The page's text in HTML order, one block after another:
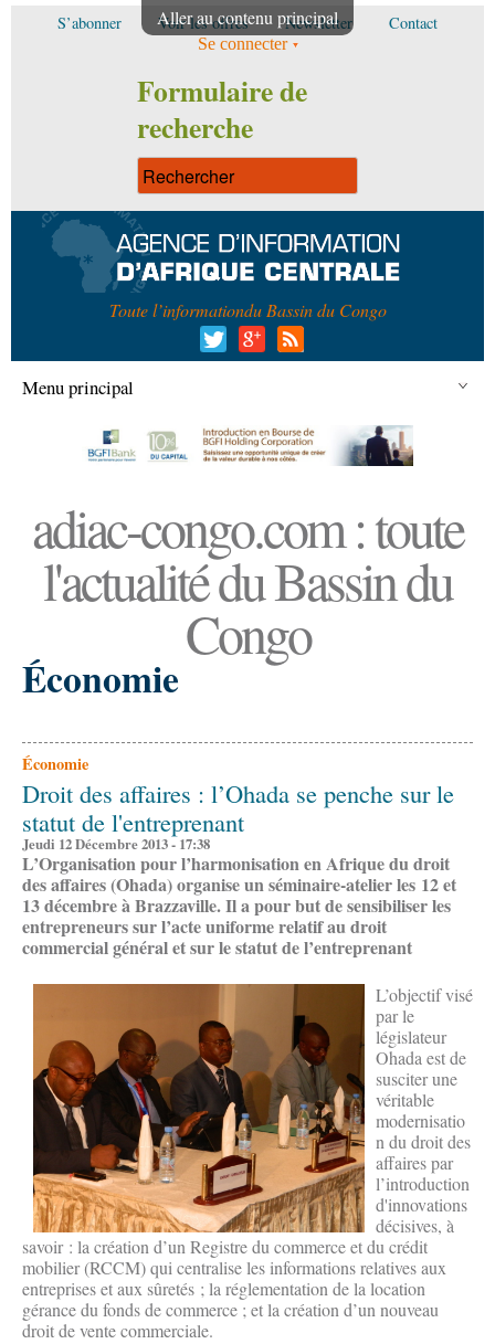
Aller au contenu principal
S’abonner Voir les offres Newsletter Contact
Se connecter
Formulaire de
recherche
Toute l’informationdu Bassin du Congo
Menu principal
adiac-congo.com : toute
l'actualité du Bassin du
Congo
Économie
Économie
Droit des affaires : l’Ohada se penche sur le
statut de l'entreprenant
Jeudi 12 Décembre 2013 - 17:38
L’Organisation pour l’harmonisation en Afrique du droit
des affaires (Ohada) organise un séminaire-atelier les 12 et
13 décembre à Brazzaville. Il a pour but de sensibiliser les
entrepreneurs sur l’acte uniforme relatif au droit
commercial général et sur le statut de l’entreprenant
L’objectif visé
par le
législateur
Ohada est de
susciter une
véritable
modernisatio
n du droit des
affaires par
l’introduction
d'innovations
décisives, à
savoir : la création d’un Registre du commerce et du crédit
mobilier (RCCM) qui centralise les informations relatives aux
entreprises et aux sûretés ; la réglementation de la location
gérance du fonds de commerce ; et la création d’un nouveau
droit de vente commerciale.